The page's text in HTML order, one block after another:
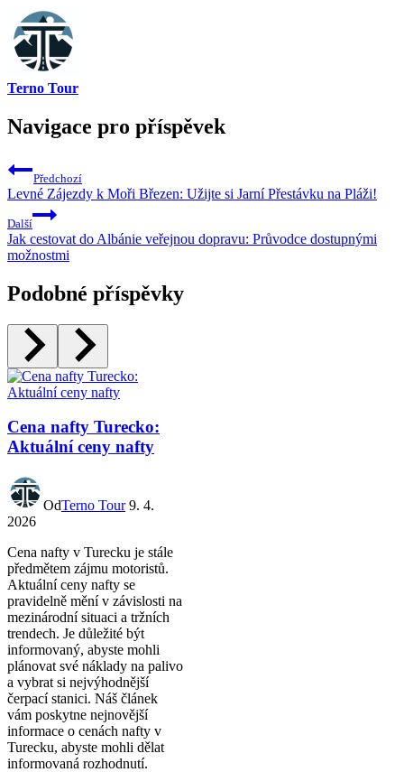
Terno Tour
Navigace pro příspěvek
Předchozí
Levné Zájezdy k Moři Březen: Užijte si Jarní Přestávku na Pláži!
Další
Jak cestovat do Albánie veřejnou dopravu: Průvodce dostupnými
možnostmi
Podobné příspěvky
Cena nafty Turecko:
Aktuální ceny nafty
OdTerno Tour 9. 4.
2026
Cena nafty v Turecku je stále
předmětem zájmu motoristů.
Aktuální ceny nafty se
pravidelně mění v závislosti na
mezinárodní situaci a tržních
trendech. Je důležité být
informovaný, abyste mohli
plánovat své náklady na palivo
a vybrat si nejvýhodnější
čerpací stanici. Náš článek
vám poskytne nejnovější
informace o cenách nafty v
Turecku, abyste mohli dělat
informovaná rozhodnutí.